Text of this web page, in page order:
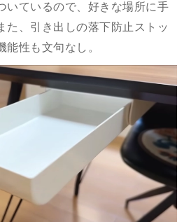
いているので、好きな場所に手
た、引き出しの落下防止ストッ
性も文句なし。